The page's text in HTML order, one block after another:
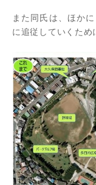
また同氏は、ほか
に追従していくため